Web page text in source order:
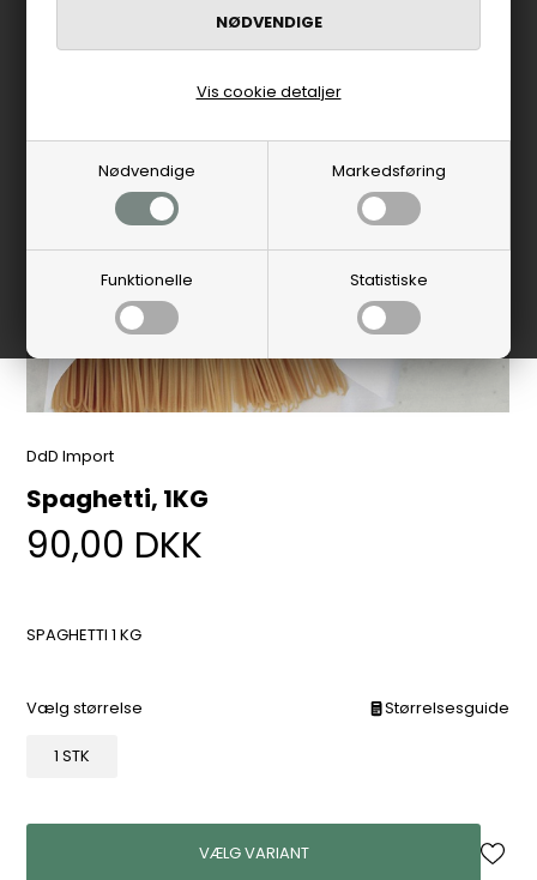
Nødvendige Markedsføring
Funktionelle Statistiske
Vis cookie detaljer
DdD Import
Spaghetti, 1KG
90,00 DKK
SPAGHETTI 1 KG
Vælg størrelse Størrelsesguide
1 STK
VÆLG VARIANT